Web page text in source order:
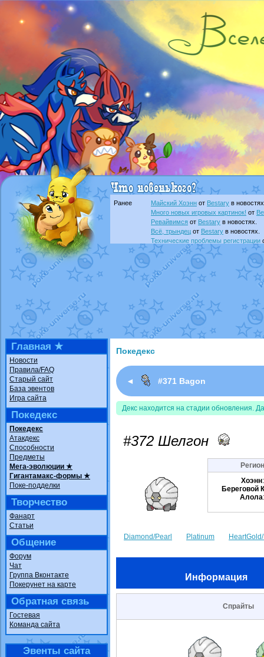
Ранее Майский Хоэнн от Bestary в
Много новых игровых картинок! от
Ревайвимся от Bestary в новостях.
Всё, трындец от Bestary в новостях.
Технические проблемы регистрации
доброе утро славянеот Dakkuв
Йолда и Мимикьюот MavisNyanCat
Недовольный котомангуст
от
The Dark Wishmakerот Randomon в
в
ilovearceus
Raging Boltот GraceDaFox
в
Shadow mismagius от
в
художник
от vicavica в фанарте.
Главная ★
Новости
Правила/FAQ
Старый сайт
База эвентов
Игра сайта
Покедекс
Покедекс
Атакдекс
Способности
Предметы
Мега-эволюции ★
Гигантамакс-формы ★
Поке-подделки
Творчество
Фанарт
Статьи
Общение
Форум
Чат
Группа Вконтакте
Покерунет на карте
Обратная связь
Гостевая
Команда сайта
Эвенты сайта
Покедекс
◄ #371 Bagon
Декс находится на стадии обновления.
#372 Шелгон
Хоэнн
Береговой
Алола
Diamond/Pearl Platinum
Информация
Спрайты